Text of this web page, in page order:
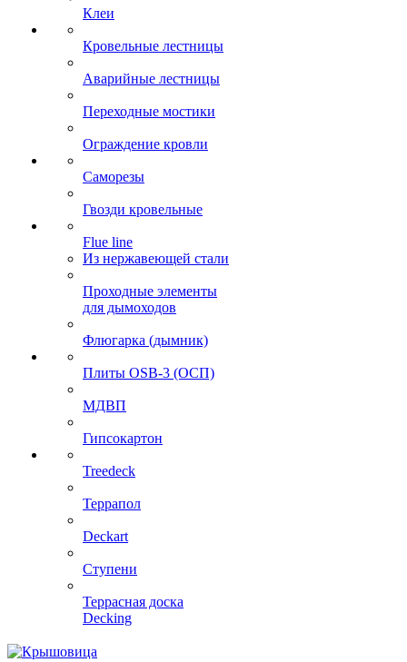
Клеи
Кровельные лестницы
Аварийные лестницы
Переходные мостики
Ограждение кровли
Саморезы
Гвозди кровельные
Flue line
Из нержавеющей стали
Проходные элементы
для дымоходов
Флюгарка (дымник)
Плиты OSB-3 (ОСП)
МДВП
Гипсокартон
Treedeck
Террапол
Deckart
Ступени
Террасная доска
Decking